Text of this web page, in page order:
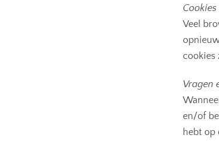
Veel
cookies
Vragen
en/of
hebt op